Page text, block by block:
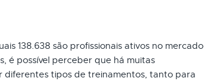
138.638 são profissionais ativos no mercado
é possível perceber que há muitas
tipos de treinamentos, tanto para